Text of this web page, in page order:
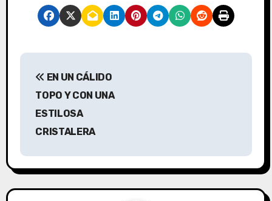
N
g
a
EN UN CÁLIDO
TOPO Y CON UNA
ESTILOSA
CRISTALERA